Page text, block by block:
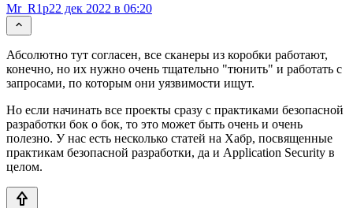
Mr_R1p22 дек 2022 в 06:20
Абсолютно тут согласен, все сканеры из коробки работают,
конечно, но их нужно очень тщательно "тюнить" и работать с
запросами, по которым они уязвимости ищут.
Но если начинать все проекты сразу с практиками безопасной
разработки бок о бок, то это может быть очень и очень
полезно. У нас есть несколько статей на Хабр, посвященные
практикам безопасной разработки, да и Application Security в
целом.